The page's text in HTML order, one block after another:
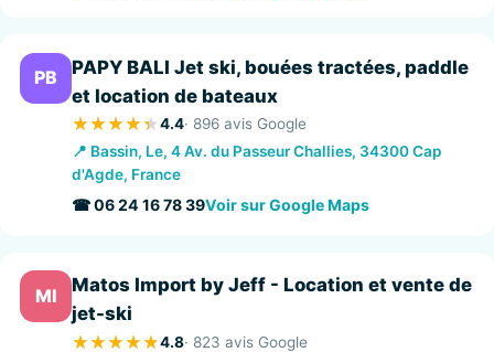
PB
PAPY BALI Jet ski, bouées tractées, paddle
et location de bateaux
4.4· 896 avis Google
📍 Bassin, Le, 4 Av. du Passeur Challies, 34300 Cap
d'Agde, France
☎ 06 24 16 78 39Voir sur Google Maps
MI
Matos Import by Jeff - Location et vente de
jet-ski
4.8· 823 avis Google